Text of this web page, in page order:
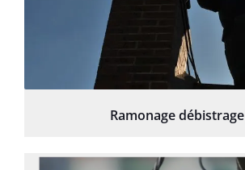
Ramonage débistrage